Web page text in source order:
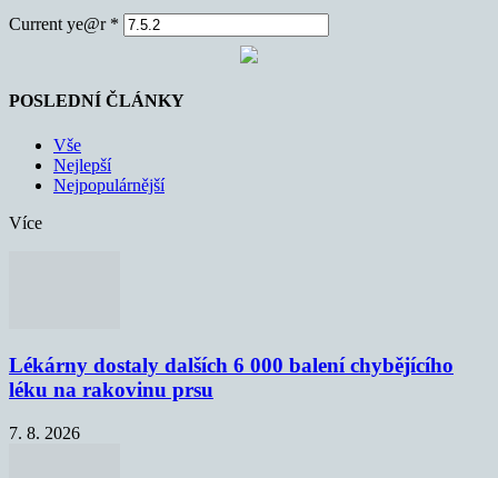
Current ye@r *
POSLEDNÍ ČLÁNKY
Vše
Nejlepší
Nejpopulárnější
Více
Lékárny dostaly dalších 6 000 balení chybějícího
léku na rakovinu prsu
7. 8. 2026